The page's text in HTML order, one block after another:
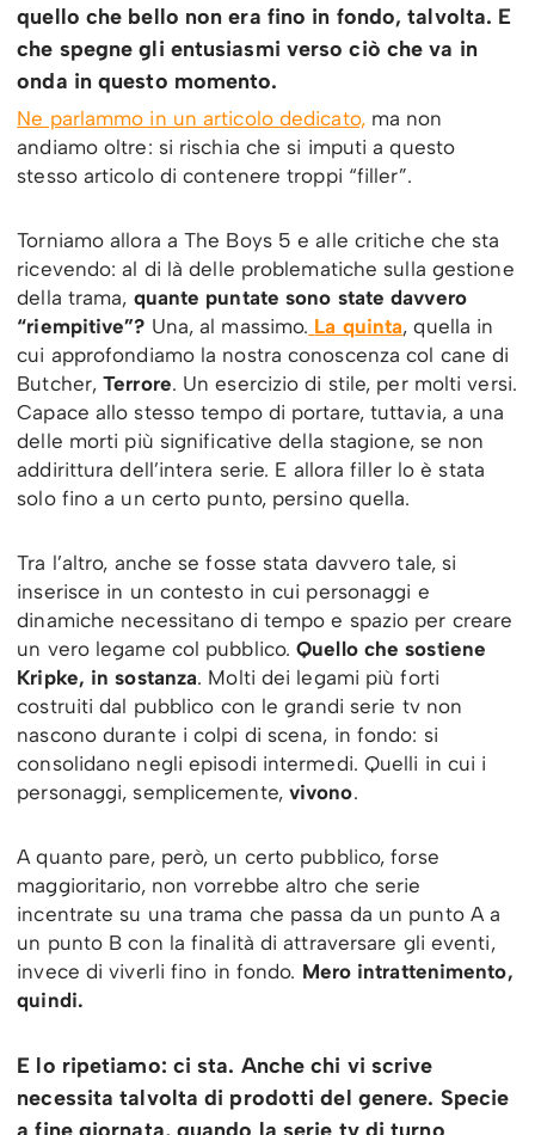
quello che bello non era fino in fondo, talvolta. E
che spegne gli entusiasmi verso ciò che va in
onda in questo momento.
Ne parlammo in un articolo dedicato,ma non
andiamo oltre: si rischia che si imputi a questo
stesso articolo di contenere troppi “filler”.
Torniamo allora a The Boys 5 e alle critiche che sta
ricevendo: al di là delle problematiche sulla gestione
della trama, quante puntate sono state davvero
“riempitive”? Una, al massimo. La quinta, quella in
cui approfondiamo la nostra conoscenza col cane di
Butcher,Terrore. Un esercizio di stile, per molti versi.
Capace allo stesso tempo di portare, tuttavia, a una
delle morti più significative della stagione, se non
addirittura dell’intera serie. E allora filler lo è stata
solo fino a un certo punto, persino quella.
Tra l’altro, anche se fosse stata davvero tale, si
inserisce in un contesto in cui personaggi e
dinamiche necessitano di tempo e spazio per creare
un vero legame col pubblico.Quello che sostiene
Kripke, in sostanza. Molti dei legami più forti
costruiti dal pubblico con le grandi serie tv non
nascono durante i colpi di scena, in fondo: si
consolidano negli episodi intermedi. Quelli in cui i
personaggi, semplicemente, vivono.
A quanto pare, però, un certo pubblico, forse
maggioritario, non vorrebbe altro che serie
incentrate su una trama che passa da un punto A a
un punto B con la finalità di attraversare gli eventi,
invece di viverli fino in fondo. Mero intrattenimento,
quindi.
E lo ripetiamo: ci sta. Anche chi vi scrive
necessita talvolta di prodotti del genere. Specie